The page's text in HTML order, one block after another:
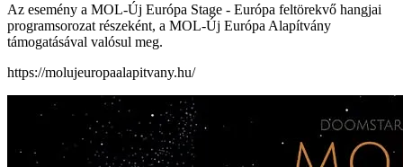
Az esemény a MOL-Új Európa Stage - Európa feltörekvő hangjai
programsorozat részeként, a MOL-Új Európa Alapítvány
támogatásával valósul meg.
https://molujeuropaalapitvany.hu/